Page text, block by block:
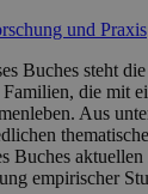
und Praxis
Buches steht
die mit
Aus
Buches
empirischer